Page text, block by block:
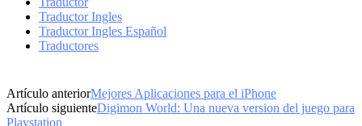
Traductor Ingles
Traductor Ingles Español
Traductores
Artículo anteriorMejores Aplicaciones para el iPhone
Artículo siguienteDigimon World: Una nueva version del juego para
Playstation